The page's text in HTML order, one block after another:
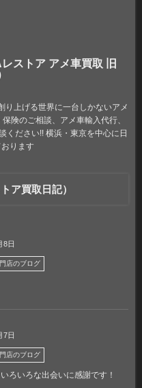
ストア アメ車買取 旧
り上げる世界に一台しかないアメ
険のご相談、アメ車輸入代行、
ください!! 横浜・東京を中心に日
ります
ア買取日記）
8日
店のブログ
7日
店のブログ
ろいろな出会いに感謝です！